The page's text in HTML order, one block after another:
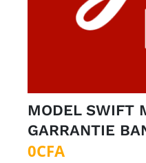
MODEL SWIFT
GARRANTIE
0CFA